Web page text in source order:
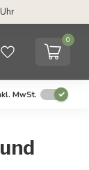
0
MwSt.